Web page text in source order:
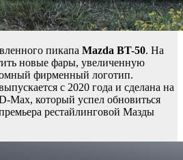
пикапа Mazda BT-50. На
новые фары, увеличенную
фирменный логотип.
с 2020 года и сделана на
Max, который успел обновиться
рестайлинговой Мазды